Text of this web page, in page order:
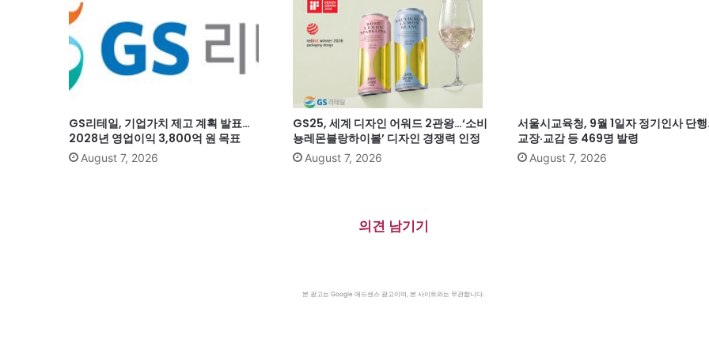
GS리테일, 기업가치 제고 계획 발표…
2028년 영업이익 3,800억 원 목표
August 7, 2026
GS25, 세계 디자인 어워드 2관왕…‘소비
뇽레몬블랑하이볼’ 디자인 경쟁력 인정
August 7, 2026
서울시교육청, 9월 1일자 정기인사 단
교장·교감 등 469명 발령
August 7, 2026
의견 남기기
본 광고는 Google 애드센스 광고이며, 본 사이트와는 무관합니다.